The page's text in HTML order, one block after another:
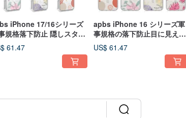
iPhone 17/16シリーズ
規格落下防止 隠しスタン
きMagsafe対応スマホケ
- 選べる豊富なデザイン3
61.47
apbs iPhone 16 シリーズ軍
事規格の落下防止目に見えな
いスタンド磁気電話ケース -
複数の写真オプション 2
US$ 61.47